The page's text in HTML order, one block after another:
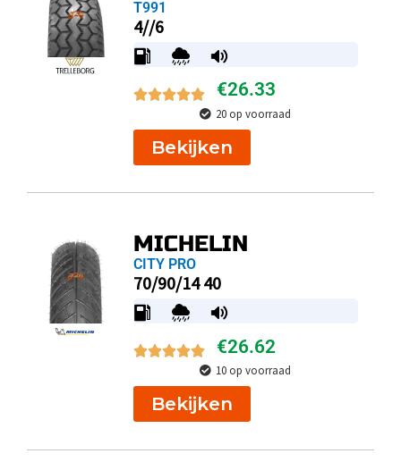
T991
4//6
€26.33
20 op voorraad
Bekijken
MICHELIN
CITY PRO
70/90/14 40
€26.62
10 op voorraad
Bekijken